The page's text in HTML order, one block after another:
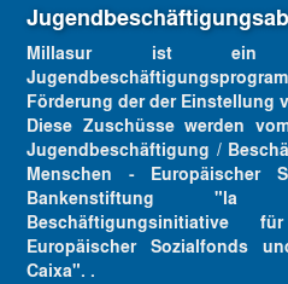
Millasur ist ein
Förderung der der Einstellung
Diese Zuschüsse werden
Jugendbeschäftigung /
Menschen - Europäischer
Bankenstiftung "la
Europäischer Sozialfonds
Caixa". .